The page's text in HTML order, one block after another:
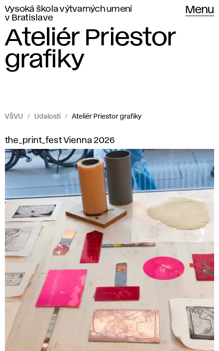
Vysoká škola výtvarných umení
v Bratislave
Menu
Ateliér Priestor
grafiky
VŠVU Udalosti Ateliér Priestor grafiky
A
t
e
l
i
é
r
P
r
i
Udalosti
Vysokej
školy
výtvarných
umení
v Bratislave.
the_print_fest Vienna 2026